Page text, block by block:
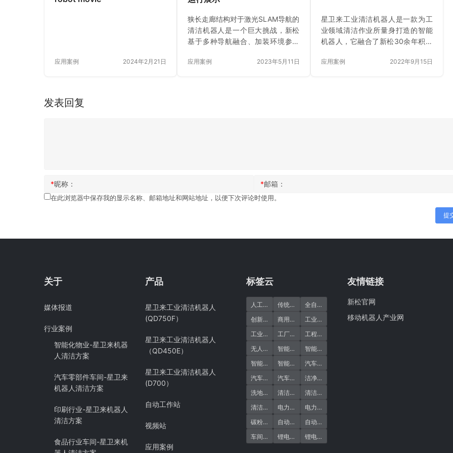
应用案例 2024年2月21日
狭长走廊结构对于激光SLAM导航的
清洁机器人是一个巨大挑战，新松
基于多种导航融合、加装环境参考
配。
应用案例 2023年5月11日
星卫来工业清洁机器人是一款为工
业领域清洁作业所量身打造的智能
机器人，它融合了新松30余年积累
术和安全传感技术等。
应用案例 2022年9月15日
发表回复
*昵称： *邮箱：
在此浏览器中保存我的显示名称、邮箱地址和网站地址，以便下次评论时使用。
提
关于
媒体报道
行业案例
智能化物业-星卫来机器
人清洁方案
汽车零部件车间-星卫来
机器人清洁方案
印刷行业-星卫来机器人
清洁方案
食品行业车间-星卫来机
产品
星卫来工业清洁机器人
(QD750F）
星卫来工业清洁机器人
（QD450E）
星卫来工业清洁机器人
(D700）
自动工作站
视频站
应用案例
标签云
人工清洁缺点 (10)
传统清洁 (5) 全自动清洁机器人 (2)
创新引领 (9) 商用清洁机器人 (2)
工业清洁
工业清洁机器人 (1)
工厂清洗 (21)工程清洁
无人清洁 (1) 智能洗地机器人 (1)
智能清洁
智能清洁机器人 (1)
智能车间清洁 (20)
汽车行业清洁
汽车车间 (1) 汽车零部件 (1)洁净作业
洗地机器人 (1)清洁作业 (21)清洁好处
清洁机器人 (22)
电力行业清洁 (1)
电力车间
碳粉清洁 (1) 自动扫地机 (1)自动扫地机器人
车间清洁 (1) 锂电碳粉 (1) 锂电车间清洁
友情链接
新松官网
移动机器人产业网